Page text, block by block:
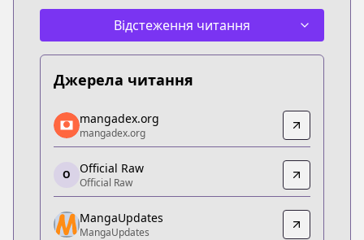
Відстеження читання
Джерела читання
mangadex.org
mangadex.org
https://mangadex.org/title/05e7e729-2403-4bdd-
Official Raw
Official Raw
https://comic.naver.com/webtoon/
MangaUpdates
mangadex.org
mangadex.org
O Official Raw
Official Raw
MangaUpdates
MangaUpdates